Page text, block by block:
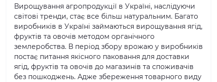
Вирощування агропродукції в Україні, наслідуючи
світові тренди, стає все більш натуральним. Багато
виробників в Україні займаються вирощування ягід,
фруктів та овочів методом органічного
землеробства. В період збору врожаю у виробників
постає питання якісного паковання для доставки
ягід, фруктів та овочів до магазинів та споживачів
без пошкоджень. Адже збереження товарного виду